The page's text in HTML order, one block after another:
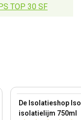
TOP 30 SF
De Isolatieshop
isolatielijm 750ml
View product